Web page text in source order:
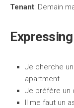
Tenant: Demain
Je cherche
apartment
Je préfère un
Il me faut un